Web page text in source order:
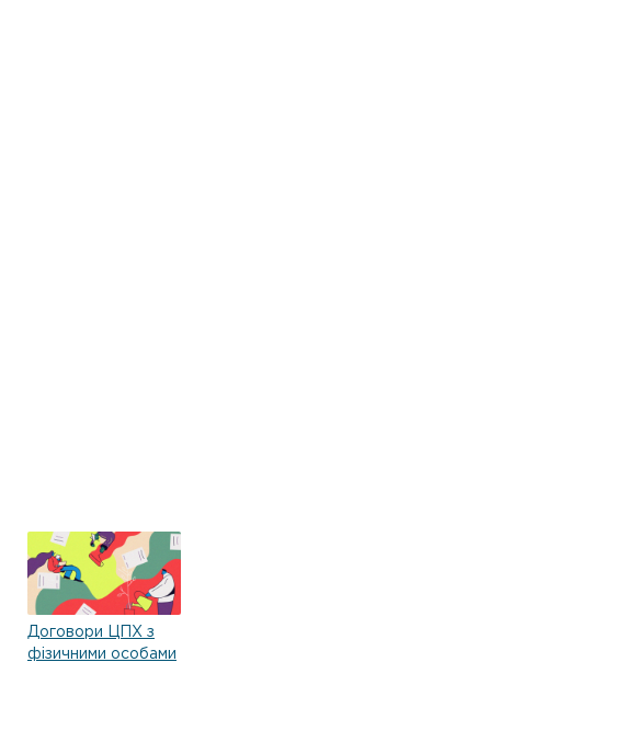
Договори ЦПХ з
фізичними особами